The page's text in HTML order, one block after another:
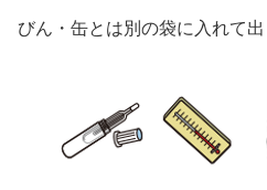
びん・缶とは別の袋に入れて出